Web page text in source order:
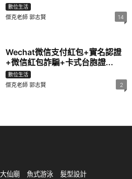
數位生活
傑克老師 郭志賢 14
Wechat微信支付紅包+實名認證
+微信紅包詐騙+卡式台胞證...
數位生活
傑克老師 郭志賢 2
仙廟 魚式游泳
髮型設計